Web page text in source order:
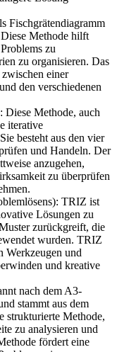
Fischgrätendiagramm
Methode hilft
zu
zu organisieren. Das
einer
den verschiedenen
Methode, auch
iterative
besteht aus den vier
und Handeln. Der
anzugehen,
zu überprüfen
TRIZ ist
Lösungen zu
zurückgreift, die
wurden. TRIZ
Werkzeugen und
und kreative
nach dem A3-
stammt aus dem
strukturierte Methode,
zu analysieren und
fördert eine